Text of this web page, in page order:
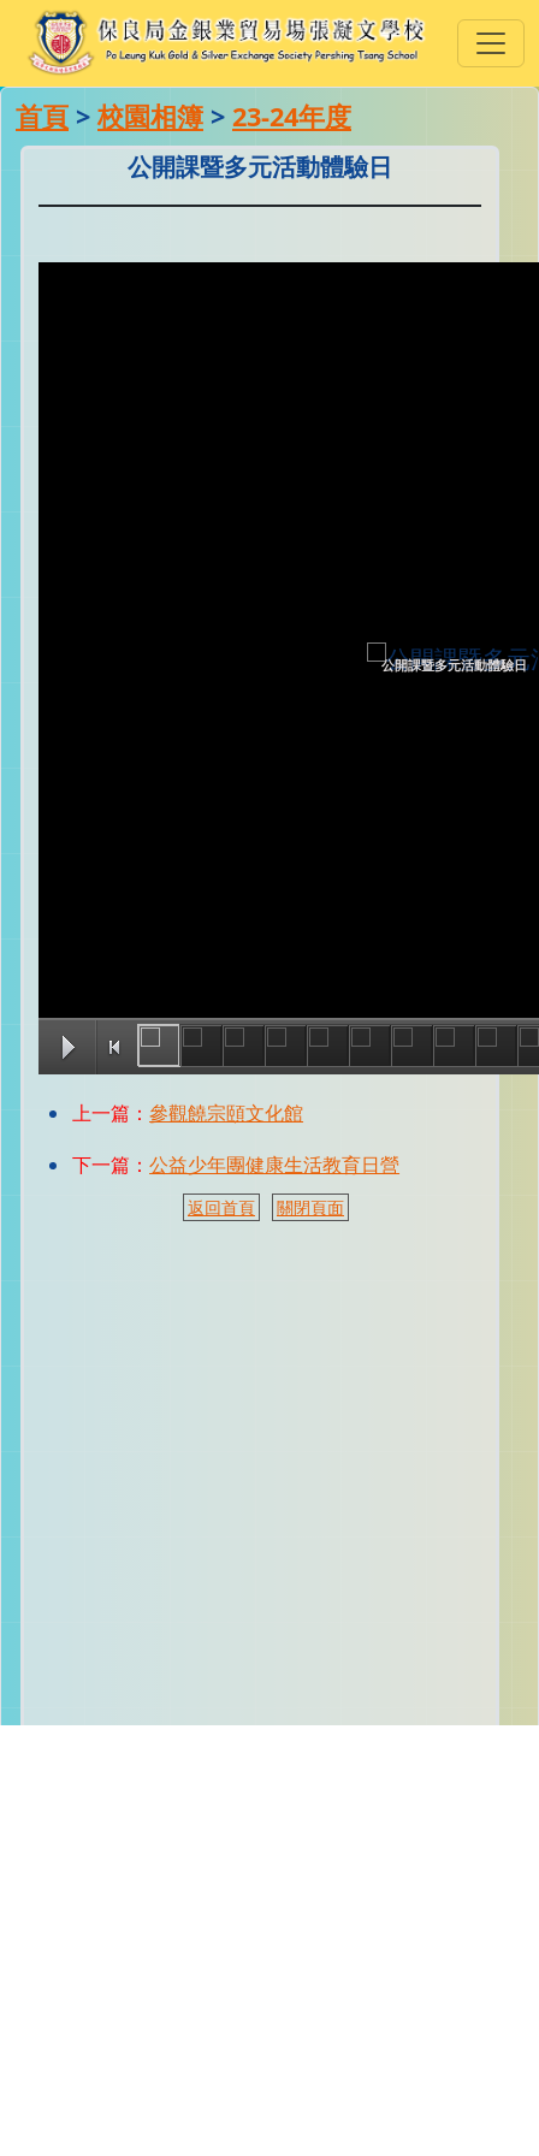
首頁 >校園相簿 > 23-24年度
公開課暨多元活動體驗日
公開課暨多元活動體驗日
上一篇：參觀饒宗頤文化館
下一篇：公益少年團健康生活教育日營
返回首頁 關閉頁面